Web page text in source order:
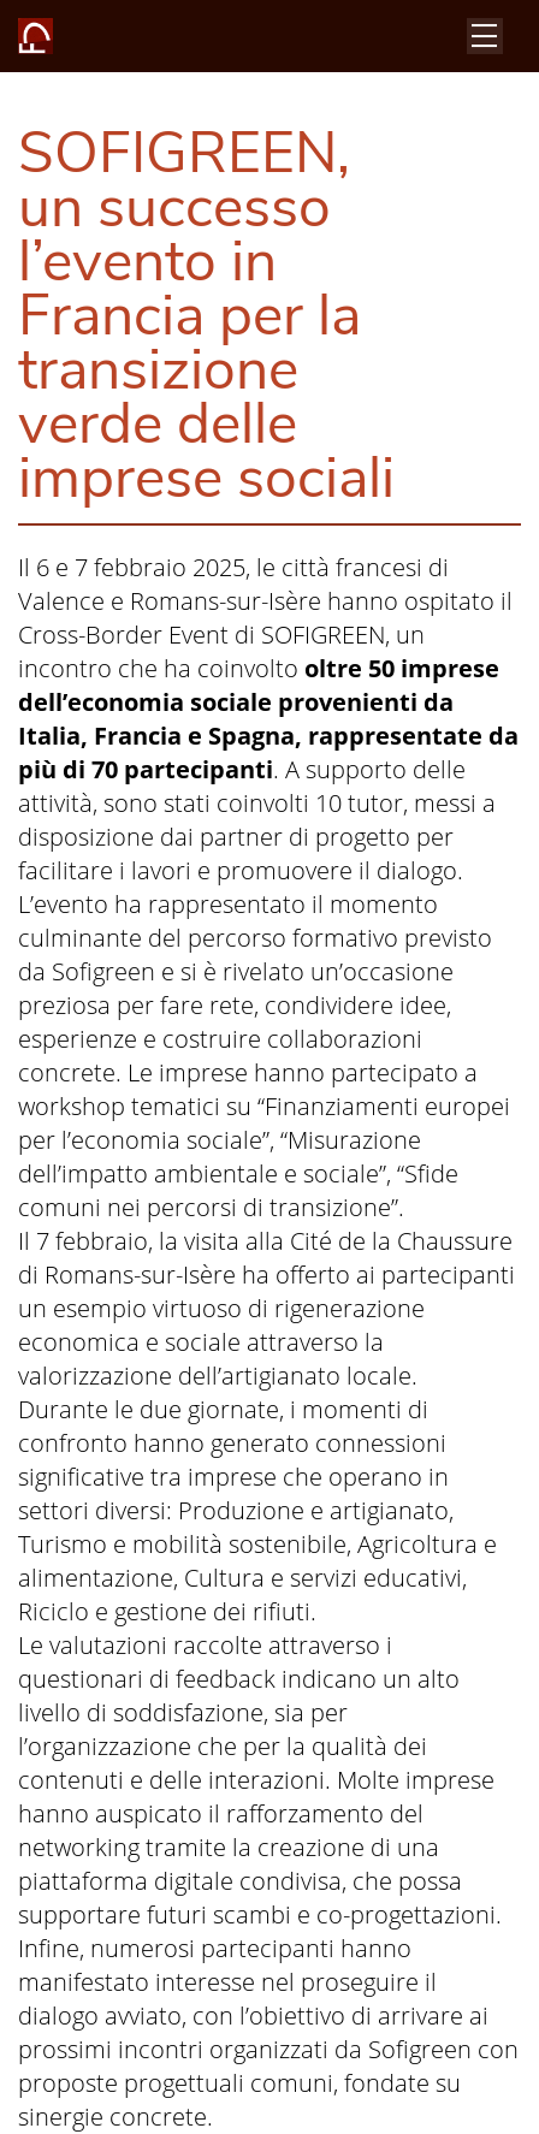
SOFIGREEN,
un successo
l’evento in
Francia per la
transizione
verde delle
imprese sociali
Il 6 e 7 febbraio 2025, le città francesi di
Valence e Romans-sur-Isère hanno ospitato il
Cross-Border Event di SOFIGREEN, un
incontro che ha coinvolto oltre 50 imprese
dell’economia sociale provenienti da
Italia, Francia e Spagna, rappresentate da
più di 70 partecipanti. A supporto delle
attività, sono stati coinvolti 10 tutor, messi a
disposizione dai partner di progetto per
facilitare i lavori e promuovere il dialogo.
L’evento ha rappresentato il momento
culminante del percorso formativo previsto
da Sofigreen e si è rivelato un’occasione
preziosa per fare rete, condividere idee,
esperienze e costruire collaborazioni
concrete. Le imprese hanno partecipato a
workshop tematici su “Finanziamenti europei
per l’economia sociale”, “Misurazione
dell’impatto ambientale e sociale”, “Sfide
comuni nei percorsi di transizione”.
Il 7 febbraio, la visita alla Cité de la Chaussure
di Romans-sur-Isère ha offerto ai partecipanti
un esempio virtuoso di rigenerazione
economica e sociale attraverso la
valorizzazione dell’artigianato locale.
Durante le due giornate, i momenti di
confronto hanno generato connessioni
significative tra imprese che operano in
settori diversi: Produzione e artigianato,
Turismo e mobilità sostenibile, Agricoltura e
alimentazione, Cultura e servizi educativi,
Riciclo e gestione dei rifiuti.
Le valutazioni raccolte attraverso i
questionari di feedback indicano un alto
livello di soddisfazione, sia per
l’organizzazione che per la qualità dei
contenuti e delle interazioni. Molte imprese
hanno auspicato il rafforzamento del
networking tramite la creazione di una
piattaforma digitale condivisa, che possa
supportare futuri scambi e co-progettazioni.
Infine, numerosi partecipanti hanno
manifestato interesse nel proseguire il
dialogo avviato, con l’obiettivo di arrivare ai
prossimi incontri organizzati da Sofigreen con
proposte progettuali comuni, fondate su
sinergie concrete.